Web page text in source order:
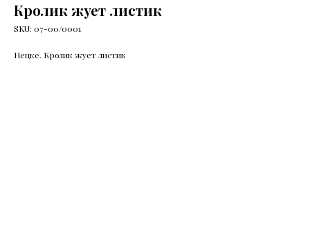
Кролик жует листик
SKU: 07-00/0001
Нецке. Кролик жует листик